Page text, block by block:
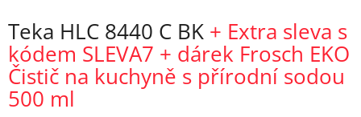
Teka HLC 8440 C BK + Extra sleva s
kódem SLEVA7 + dárek Frosch EKO
Čistič na kuchyně s přírodní sodou
500 ml